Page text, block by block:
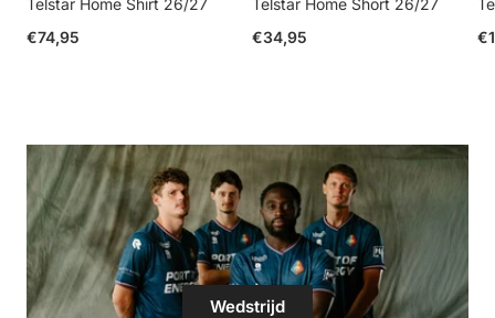
Telstar Home Shirt 26/27
Reguliere prijs
€74,95
Telstar Home Short 26/27
Reguliere prijs
€34,95
Wedstrijd